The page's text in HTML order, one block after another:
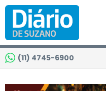
(11) 4745-6900